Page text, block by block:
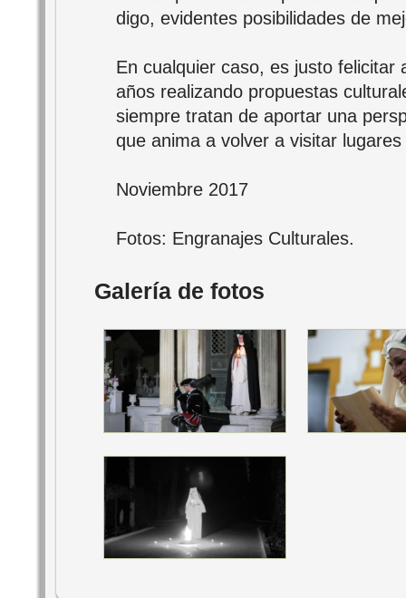
digo, evidentes posibilidades de
En cualquier caso, es justo felicitar
años realizando propuestas
siempre tratan de aportar una
que anima a volver a visitar
Noviembre 2017
Fotos: Engranajes Culturales.
Galería de fotos